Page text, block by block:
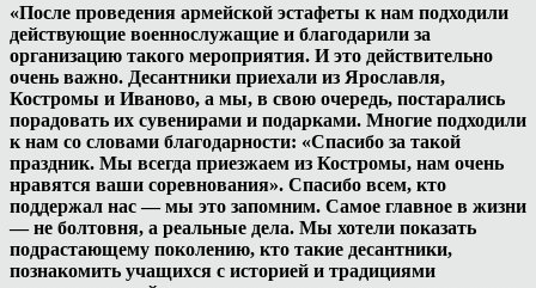
«После проведения армейской эстафеты к нам подходили
действующие военнослужащие и благодарили за
организацию такого мероприятия. И это действительно
очень важно. Десантники приехали из Ярославля,
Костромы и Иваново, а мы, в свою очередь, постарались
порадовать их сувенирами и подарками. Многие подходили
к нам со словами благодарности: «Спасибо за такой
праздник. Мы всегда приезжаем из Костромы, нам очень
нравятся ваши соревнования». Спасибо всем, кто
поддержал нас — мы это запомним. Самое главное в жизни
— не болтовня, а реальные дела. Мы хотели показать
подрастающему поколению, кто такие десантники,
познакомить учащихся с историей и традициями